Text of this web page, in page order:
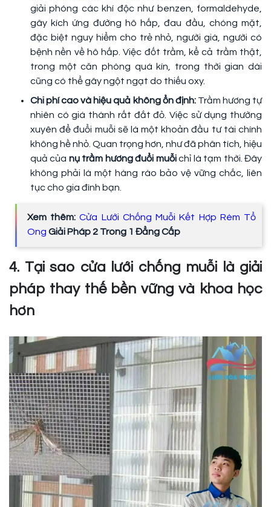
giải phóng các khí độc như benzen, formaldehyde,
gây kích ứng đường hô hấp, đau đầu, chóng mặt,
đặc biệt nguy hiểm cho trẻ nhỏ, người già, người có
bệnh nền về hô hấp. Việc đốt trầm, kể cả trầm thật,
trong một căn phòng quá kín, trong thời gian dài
cũng có thể gây ngột ngạt do thiếu oxy.
Chi phí cao và hiệu quả không ổn định:Trầm hương tự
nhiên có giá thành rất đắt đỏ. Việc sử dụng thường
xuyên để đuổi muỗi sẽ là một khoản đầu tư tài chính
không hề nhỏ. Quan trọng hơn, như đã phân tích, hiệu
quả của nụ trầm hương đuổi muỗichỉ là tạm thời. Đây
không phải là một hàng rào bảo vệ vững chắc, liên
tục cho gia đình bạn.
Xem thêm:Cửa Lưới Chống Muỗi Kết Hợp Rèm Tổ
Ong Giải Pháp 2 Trong 1 Đẳng Cấp
4. Tại sao cửa lưới chống muỗi là giải
pháp thay thế bền vững và khoa học
hơn